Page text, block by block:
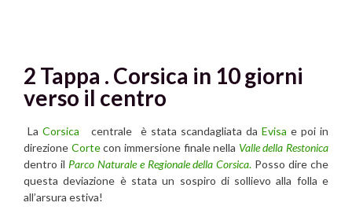
2 Tappa . Corsica in 10 giorni
verso il centro
LaCorsica centrale è stata scandagliata da Evisa e poi in
direzione Cortecon immersione finale nella Valle della Restonica
dentro il Parco Naturale e Regionale della Corsica. Posso dire che
questa deviazione è stata un sospiro di sollievo alla folla e
all’arsura estiva!